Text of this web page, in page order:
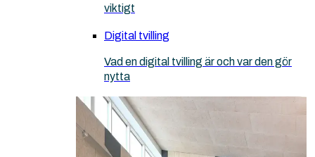
viktigt
Digital tvilling
Vad en digital tvilling är och var den gör
nytta